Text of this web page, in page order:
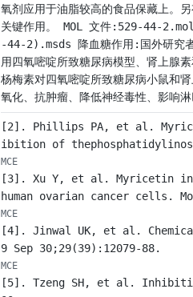
氧剂应用于油脂较高的食品保藏上。
关键作用。 MOL 文件:529-44-
-44-2).msds 降血糖作用:国外研究者
用四氧嘧啶所致糖尿病模型、肾上腺
杨梅素对四氧嘧啶所致糖尿病小鼠和
氧化、抗肿瘤、降低神经毒性、影响
[2]. Phillips PA, et al.
ibition of
MCE
[3]. Xu Y, et al. Myricetin
human ovarian cancer cells.
MCE
[4]. Jinwal UK, et al.
9 Sep 30;29(39):12079-88.
MCE
[5]. Tzeng SH, et al.